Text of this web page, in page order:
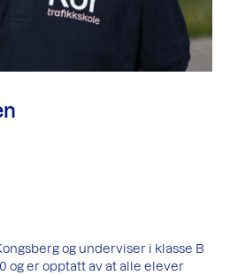
og underviser i klasse B
og er opptatt av at alle elever